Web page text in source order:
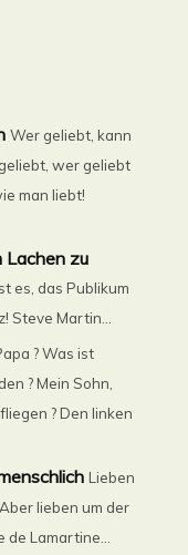
Wer geliebt, kann
wer geliebt
man liebt!
Lachen zu
es, das Publikum
Steve Martin...
? Was ist
? Mein Sohn,
? Den linken
Lieben
lieben um der
Lamartine...